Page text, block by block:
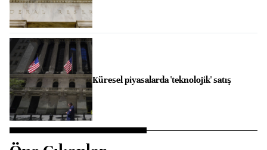
Küresel piyasalarda 'teknolojik' satış